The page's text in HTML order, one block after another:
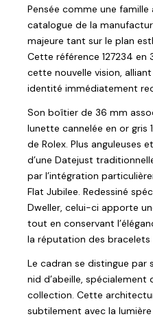
Pensée comme une
catalogue de la
majeure tant sur le plan
Cette référence 127234
cette nouvelle vision,
identité immédiatement
Son boîtier de 36 mm
lunette cannelée en or gris
de Rolex. Plus anguleuses
d’une Datejust
par l’intégration
Flat Jubilee. Redessiné
Dweller, celui-ci apporte
tout en conservant
la réputation des bracelets
Le cadran se distingue
nid d’abeille, spécialement
collection. Cette
subtilement avec la